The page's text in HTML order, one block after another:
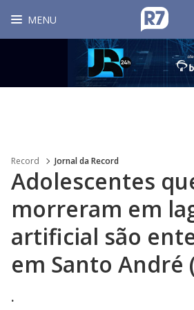
MENU
Record Jornal da Record
Adolescentes
morreram em
artificial são
em Santo André
.